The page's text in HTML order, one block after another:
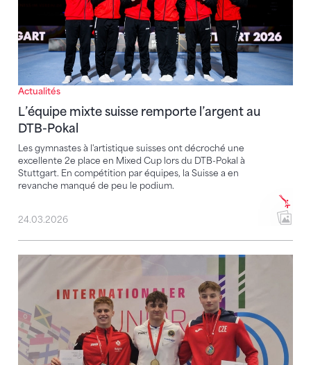
Actualités
L’équipe mixte suisse remporte l’argent au
DTB-Pokal
Les gymnastes à l'artistique suisses ont décroché une
excellente 2e place en Mixed Cup lors du DTB-Pokal à
Stuttgart. En compétition par équipes, la Suisse a en
revanche manqué de peu le podium.
24.03.2026
Les Suisses brillent à la Junior Team Cup à Berlin